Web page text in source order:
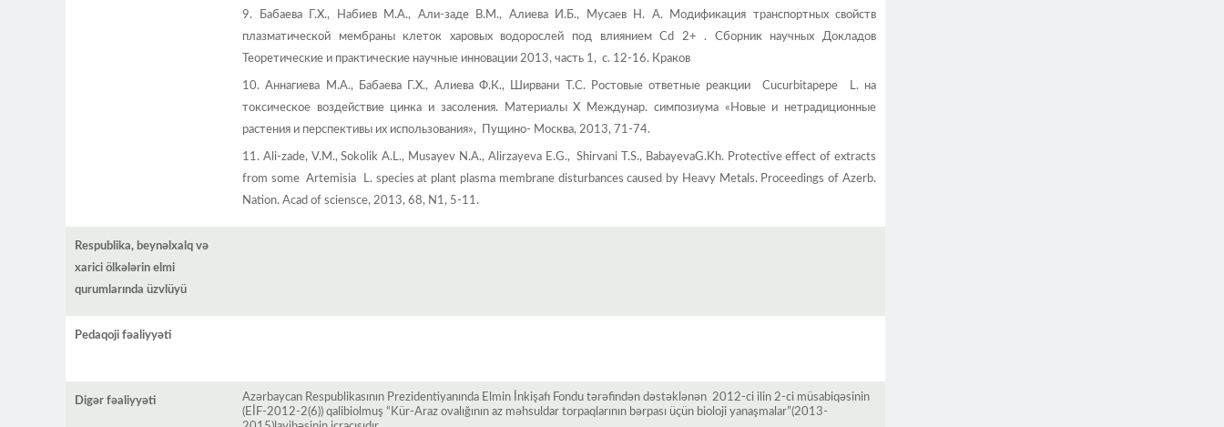
9. Бабаева Г.Х., Набиев М.А., Али-заде В.М., Алиева И.Б., Мусаев Н. А. Модификация транспортных свойств
плазматической мембраны клеток харовых водорослей под влиянием Cd 2+ . Сборник научных Докладов
Теоретические и практические научные инновации 2013, часть 1, с. 12-16. Краков
10. Аннагиева М.А., Бабаева Г.Х., Алиева Ф.К., Ширвани Т.С. Ростовые ответные реакции Cucurbitapepe L. на
токсическое воздействие цинка и засоления. Материалы Х Междунар. симпозиума «Новые и нетрадиционные
растения и перспективы их использования», Пущино- Москва, 2013, 71-74.
11. Ali-zade, V.M., Sokolik A.L., Musayev N.A., Alirzayeva E.G., Shirvani T.S., BabayevaG.Kh. Protective effect of extracts
from some Artemisia L. species at plant plasma membrane disturbances caused by Heavy Metals. Proceedings of Azerb.
Nation. Acad of sciensce, 2013, 68, N1, 5-11.
Respublika, beynəlxalq və
xarici ölkələrin elmi
qurumlarında üzvlüyü
Pedaqoji fəaliyyəti
Digər fəaliyyəti
Azərbaycan Respublikasının Prezidentiyanında Elmin İnkişafı Fondu tərəfindən dəstəklənən 2012-ci ilin 2-ci müsabiqəsinin
(EİF-2012-2(6)) qalibiolmuş “Kür-Araz ovalığının az mәhsuldar torpaqlarının bәrpası üçün bioloji yanaşmalar”(2013-